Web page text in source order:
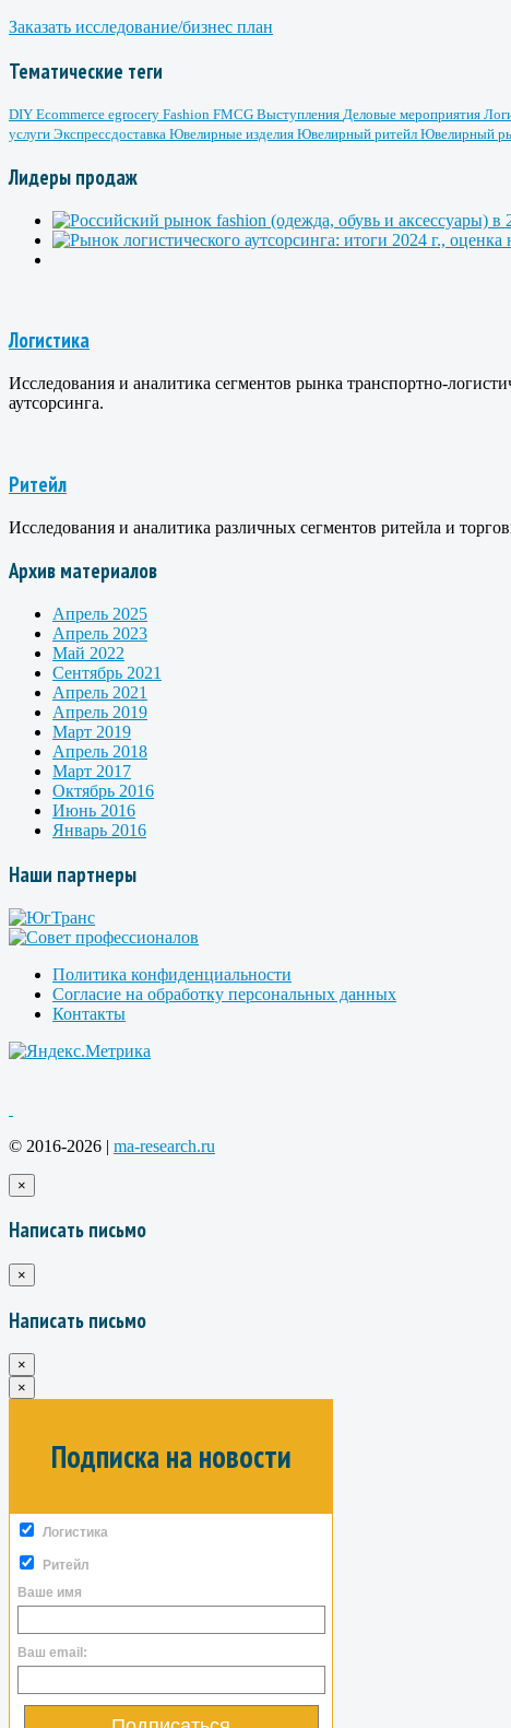
Заказать исследование/бизнес план
Тематические теги
DIY Ecommerce egrocery Fashion FMCG Выступления Деловые мероприятия
услуги Экспрессдоставка Ювелирные изделия Ювелирный ритейл Ювелирный
Лидеры продаж
Логистика
Исследования и аналитика сегментов рынка транспортно-
аутсорсинга.
Ритейл
Исследования и аналитика различных сегментов ритейла и
Архив материалов
Апрель 2025
Апрель 2023
Май 2022
Сентябрь 2021
Апрель 2021
Апрель 2019
Март 2019
Апрель 2018
Март 2017
Октябрь 2016
Июнь 2016
Январь 2016
Наши партнеры
Политика конфиденциальности
Согласие на обработку персональных данных
Контакты
© 2016-2026 | ma-research.ru
×
Написать письмо
×
Написать письмо
×
×
Подписка на новости
Логистика
Ритейл
Ваше имя
Ваш email: